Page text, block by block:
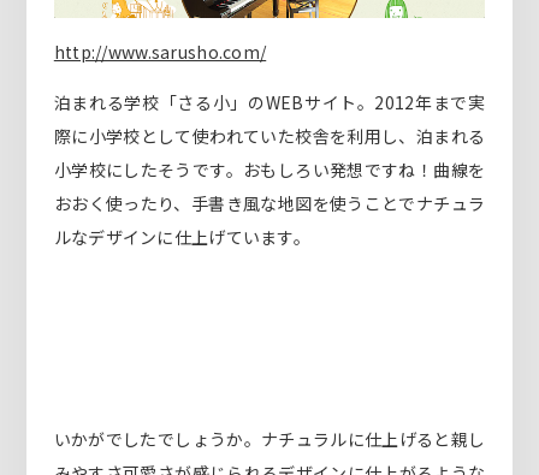
http://www.sarusho.com/
泊まれる学校「さる小」のWEBサイト。2012年まで実
際に小学校として使われていた校舎を利用し、泊まれる
小学校にしたそうです。おもしろい発想ですね！曲線を
おおく使ったり、手書き風な地図を使うことでナチュラ
ルなデザインに仕上げています。
いかがでしたでしょうか。ナチュラルに仕上げると親し